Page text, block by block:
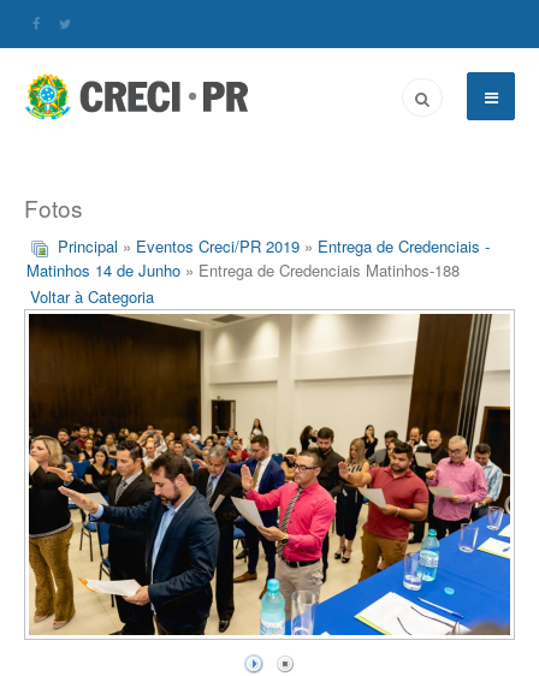
Fotos
Principal » Eventos Creci/PR 2019 » Entrega de Credenciais -
Matinhos 14 de Junho » Entrega de Credenciais Matinhos-188
Voltar à Categoria